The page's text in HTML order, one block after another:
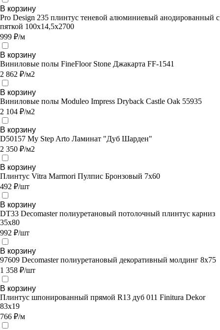
В корзину
Pro Design 235 плинтус теневой алюминиевый анодированный с
пяткой 100х14,5х2700
999 ₽/м
В корзину
Виниловые полы FineFloor Stone Джакарта FF-1541
2 862 ₽/м2
В корзину
Виниловые полы Moduleo Impress Dryback Castle Oak 55935
2 104 ₽/м2
В корзину
D50157 My Step Arto Ламинат "Дуб Шарден"
2 350 ₽/м2
В корзину
Плинтус Vitra Marmori Пулпис Бронзовый 7х60
492 ₽/шт
В корзину
DT33 Decomaster полиуретановый потолочный плинтус карниз
35х80
992 ₽/шт
В корзину
97609 Decomaster полиуретановый декоративный молдинг 8х75
1 358 ₽/шт
В корзину
Плинтус шпонированный прямой R13 дуб 011 Finitura Dekor
83x19
766 ₽/м